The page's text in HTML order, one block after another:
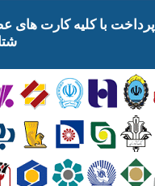
پرداخت با کلیه کارت های